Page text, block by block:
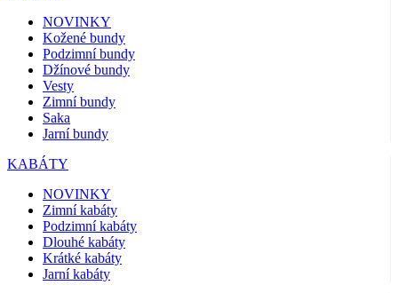
NOVINKY
Kožené bundy
Podzimní bundy
Džínové bundy
Vesty
Zimní bundy
Saka
Jarní bundy
KABÁTY
NOVINKY
Zimní kabáty
Podzimní kabáty
Dlouhé kabáty
Krátké kabáty
Jarní kabáty